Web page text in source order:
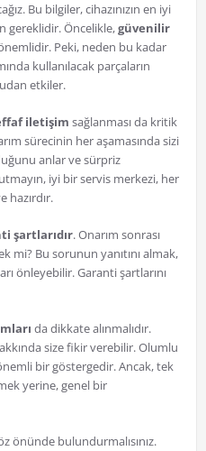
Bu bilgiler, cihazınızın en iyi
gereklidir. Öncelikle,güvenilir
Peki, neden bu kadar
kullanılacak parçaların
etkiler.
iletişim sağlanması da kritik
sürecinin her aşamasında sizi
anlar ve sürpriz
iyi bir servis merkezi, her
hazırdır.
şartlarıdır. Onarım sonrası
mi? Bu sorunun yanıtını almak,
önleyebilir. Garanti şartlarını
da dikkate alınmalıdır.
size fikir verebilir. Olumlu
bir göstergedir. Ancak, tek
yerine, genel bir
önünde bulundurmalısınız.